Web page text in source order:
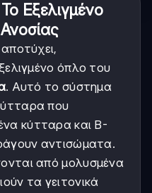
Εξελιγμένο
αποτύχει,
όπλο του
. Αυτό το σύστημα
που
κύτταρα και Β-
αντισώματα.
από μολυσμένα
τα γειτονικά